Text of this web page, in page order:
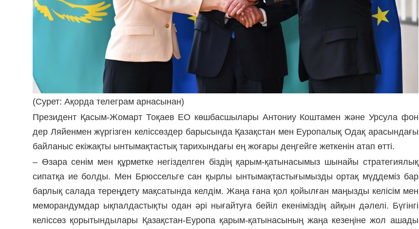
(Сурет: Ақорда телеграм арнасынан)
Президент Қасым-Жомарт Тоқаев ЕО көшбасшылары Антониу Коштамен және Урсула фон
дер Ляйенмен жүргізген келіссөздер барысында Қазақстан мен Еуропалық Одақ арасындағы
байланыс екіжақты ынтымақтастық тарихындағы ең жоғары деңгейге жеткенін атап өтті.
– Өзара сенім мен құрметке негізделген біздің қарым-қатынасымыз шынайы стратегиялық
сипатқа ие болды. Мен Брюссельге сан қырлы ынтымақтастығымызды ортақ мүддеміз бар
барлық салада тереңдету мақсатында келдім. Жаңа ғана қол қойылған маңызды келісім мен
меморандумдар ықпалдастықты одан әрі нығайтуға бейіл екеніміздің айқын дәлелі. Бүгінгі
келіссөз қорытындылары Қазақстан-Еуропа қарым-қатынасының жаңа кезеңіне жол ашады